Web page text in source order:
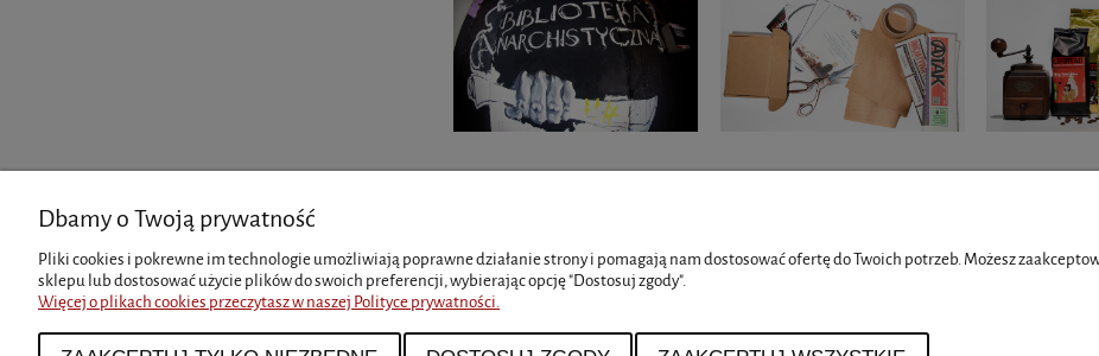
INFORMACJE
Zwroty i reklamacje
Polityka prywatności i cookies
MOJE KONTO
Twoje zamówienia
Przechowalnia
PŁATNOŚCI I DOSTAWA
Czas realizacji zamówienia
Dbamy o Twoją prywatność
Pliki cookies i pokrewne im technologie umożliwiają poprawne działanie strony i pomagają nam dostosować ofertę do Twoich potrzeb. Możesz
sklepu lub dostosować użycie plików do swoich preferencji, wybierając opcję "Dostosuj zgody".
Więcej o plikach cookies przeczytasz w naszej Polityce prywatności.